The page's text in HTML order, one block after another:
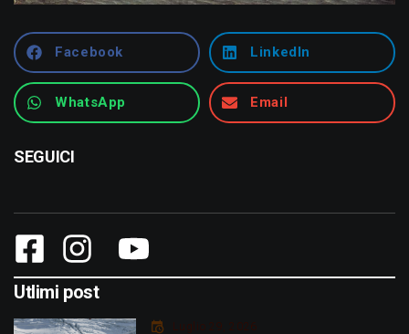
Facebook LinkedIn
WhatsApp Email
SEGUICI
Utlimi post
Luglio 29, 2026